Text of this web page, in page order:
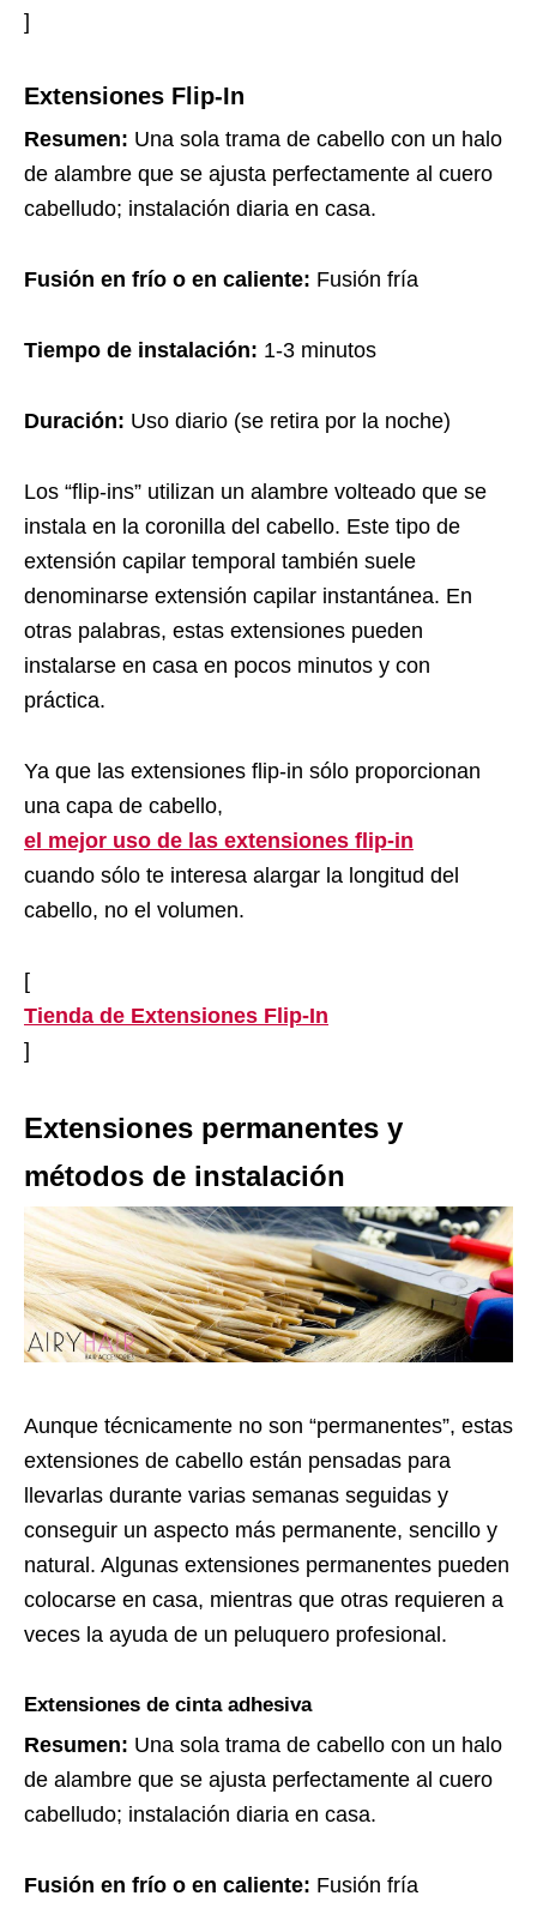
]
Extensiones Flip-In
Resumen: Una sola trama de cabello con un halo
de alambre que se ajusta perfectamente al cuero
cabelludo; instalación diaria en casa.
Fusión en frío o en caliente: Fusión fría
Tiempo de instalación: 1-3 minutos
Duración: Uso diario (se retira por la noche)
Los “flip-ins” utilizan un alambre volteado que se
instala en la coronilla del cabello. Este tipo de
extensión capilar temporal también suele
denominarse extensión capilar instantánea. En
otras palabras, estas extensiones pueden
instalarse en casa en pocos minutos y con
práctica.
Ya que las extensiones flip-in sólo proporcionan
una capa de cabello,
el mejor uso de las extensiones flip-in
cuando sólo te interesa alargar la longitud del
cabello, no el volumen.
[
Tienda de Extensiones Flip-In
]
Extensiones permanentes y
métodos de instalación
Aunque técnicamente no son “permanentes”, estas
extensiones de cabello están pensadas para
llevarlas durante varias semanas seguidas y
conseguir un aspecto más permanente, sencillo y
natural. Algunas extensiones permanentes pueden
colocarse en casa, mientras que otras requieren a
veces la ayuda de un peluquero profesional.
Extensiones de cinta adhesiva
Resumen: Una sola trama de cabello con un halo
de alambre que se ajusta perfectamente al cuero
cabelludo; instalación diaria en casa.
Fusión en frío o en caliente: Fusión fría